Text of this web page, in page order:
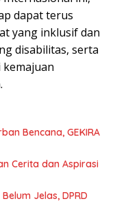
dapat terus
yang inklusif dan
disabilitas, serta
Bencana, GEKIRA
Cerita dan Aspirasi
Jelas, DPRD